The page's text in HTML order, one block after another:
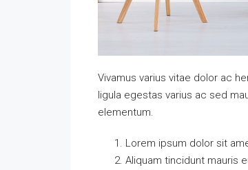
Vivamus varius vitae dolor ac
ligula egestas varius ac sed
elementum.
Lorem ipsum dolor sit
Aliquam tincidunt mauris